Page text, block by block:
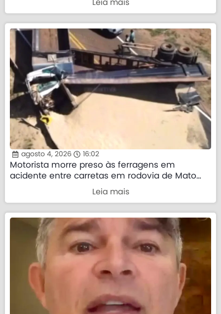
Leia mais
agosto 4, 2026 16:02
Motorista morre preso às ferragens em
acidente entre carretas em rodovia de Mato
Leia mais